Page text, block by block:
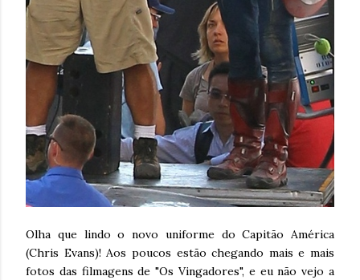
Olha que lindo o novo uniforme do Capitão América
(Chris Evans)! Aos poucos estão chegando mais e mais
fotos das filmagens de "Os Vingadores", e eu não vejo a